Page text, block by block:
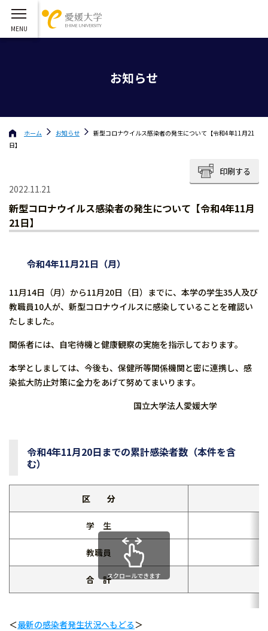
お知らせ
ホーム お知らせ
新型コロナウイルス感染者の発生について【令和4年11月21
日】
印刷する
2022.11.21
新型コロナウイルス感染者の発生について【令和4年11月
21日】
令和4年11月21日（月）
11月14日（月）から11月20日（日）までに、本学の学生35人及び
教職員10人が、新型コロナウイルスに感染していることを確認い
たしました。
関係者には、自宅待機と健康観察の実施を指示しております。
本学としましては、今後も、保健所等関係機関と密に連携し、感
染拡大防止対策に全力をあげて努めてまいります。
国立大学法人愛媛大学
令和4年11月20日までの累計感染者数（本件を含
む）
区 分
学 生
教職員
合 計スクロールできます
＜最新の感染者発生状況へもどる＞